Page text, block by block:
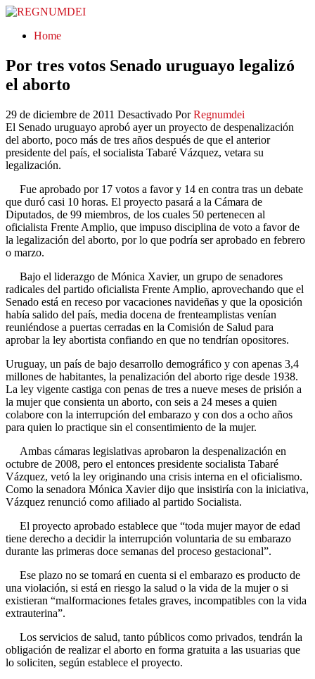
REGNUMDEI
Home
Por tres votos Senado uruguayo legalizó
el aborto
29 de diciembre de 2011 Desactivado Por Regnumdei
El Senado uruguayo aprobó ayer un proyecto de despenalización
del aborto, poco más de tres años después de que el anterior
presidente del país, el socialista Tabaré Vázquez, vetara su
legalización.
Fue aprobado por 17 votos a favor y 14 en contra tras un debate
que duró casi 10 horas. El proyecto pasará a la Cámara de
Diputados, de 99 miembros, de los cuales 50 pertenecen al
oficialista Frente Amplio, que impuso disciplina de voto a favor de
la legalización del aborto, por lo que podría ser aprobado en febrero
o marzo.
Bajo el liderazgo de Mónica Xavier, un grupo de senadores
radicales del partido oficialista Frente Amplio, aprovechando que el
Senado está en receso por vacaciones navideñas y que la oposición
había salido del país, media docena de frenteamplistas venían
reuniéndose a puertas cerradas en la Comisión de Salud para
aprobar la ley abortista confiando en que no tendrían opositores.
Uruguay, un país de bajo desarrollo demográfico y con apenas 3,4
millones de habitantes, la penalización del aborto rige desde 1938.
La ley vigente castiga con penas de tres a nueve meses de prisión a
la mujer que consienta un aborto, con seis a 24 meses a quien
colabore con la interrupción del embarazo y con dos a ocho años
para quien lo practique sin el consentimiento de la mujer.
Ambas cámaras legislativas aprobaron la despenalización en
octubre de 2008, pero el entonces presidente socialista Tabaré
Vázquez, vetó la ley originando una crisis interna en el oficialismo.
Como la senadora Mónica Xavier dijo que insistiría con la iniciativa,
Vázquez renunció como afiliado al partido Socialista.
El proyecto aprobado establece que “toda mujer mayor de edad
tiene derecho a decidir la interrupción voluntaria de su embarazo
durante las primeras doce semanas del proceso gestacional”.
Ese plazo no se tomará en cuenta si el embarazo es producto de
una violación, si está en riesgo la salud o la vida de la mujer o si
existieran “malformaciones fetales graves, incompatibles con la vida
extrauterina”.
Los servicios de salud, tanto públicos como privados, tendrán la
obligación de realizar el aborto en forma gratuita a las usuarias que
lo soliciten, según establece el proyecto.